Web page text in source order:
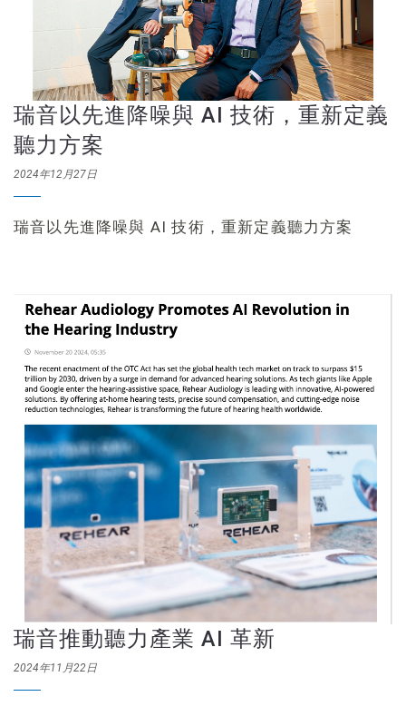
瑞音以先進降噪與 AI 技術，重新定義
聽力方案
2024年12月27日
瑞音以先進降噪與 AI 技術，重新定義聽力方案
瑞音推動聽力產業 AI 革新
2024年11月22日